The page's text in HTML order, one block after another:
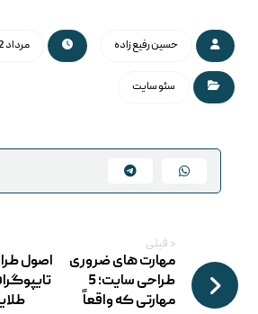
حسین رفیع زاده مرداد 2, 1404
سئو سایت
< قبلی
مهارت های ضروری
طراحی سایت؛ 5
مهارتی که واقعاً
اصول